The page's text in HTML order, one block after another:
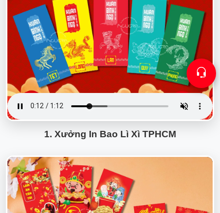
1. Xưởng In Bao Lì Xì TPHCM